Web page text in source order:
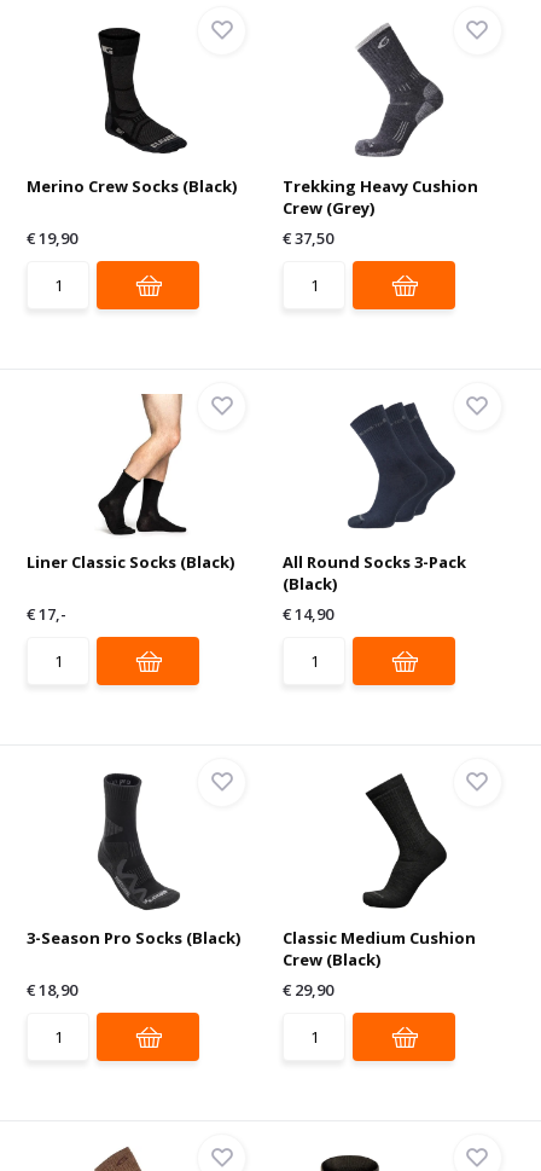
Merino Crew Socks (Black)
€ 19,90
Trekking Heavy Cushion
Crew (Grey)
€ 37,50
Liner Classic Socks (Black)
€ 17,-
All Round Socks 3-Pack
(Black)
€ 14,90
3-Season Pro Socks (Black)
€ 18,90
Classic Medium Cushion
Crew (Black)
€ 29,90